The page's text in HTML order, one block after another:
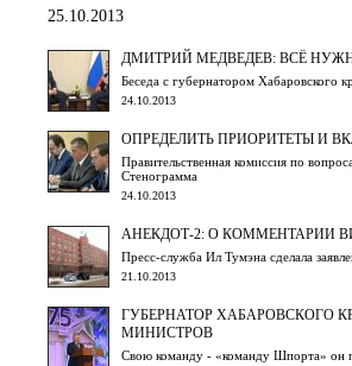
25.10.2013
ДМИТРИЙ МЕДВЕДЕВ: ВСЁ
Беседа с губернатором Хабаровского
24.10.2013
ОПРЕДЕЛИТЬ ПРИОРИТЕТЫ И
Правительственная комиссия по
Стенограмма
24.10.2013
АНЕКДОТ-2: О КОММЕНТАРИИ
Пресс-служба Ил Тумэна сделала
21.10.2013
ГУБЕРНАТОР ХАБАРОВСКОГО
МИНИСТРОВ
Свою команду - «команду Шпорта» он